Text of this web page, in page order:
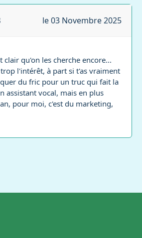
le 03 Novembre 2025
clair qu'on les cherche encore...
l'intérêt, à part si t'as vraiment
du fric pour un truc qui fait la
assistant vocal, mais en plus
pour moi, c'est du marketing,